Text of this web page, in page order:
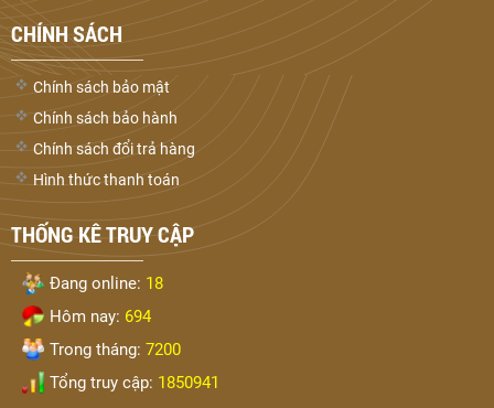
CHÍNH SÁCH
Chính sách bảo mật
Chính sách bảo hành
Chính sách đổi trả hàng
Hình thức thanh toán
THỐNG KÊ TRUY CẬP
Đang online: 18
Hôm nay: 694
Trong tháng: 7200
Tổng truy cập: 1850941